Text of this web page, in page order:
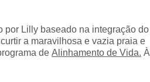
por Lilly baseado na integração do
a maravilhosa e vazia praia e
de Alinhamento de Vida. À